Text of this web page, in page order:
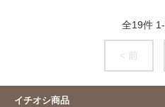
全19件 1-
< 前
イチオシ商品